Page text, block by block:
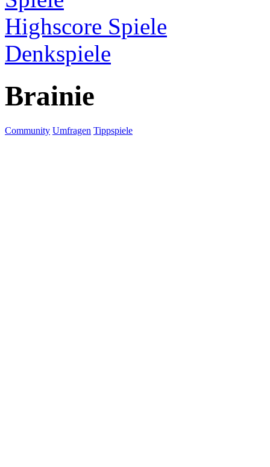
Highscore Spiele
Denkspiele
Brainie
Community Umfragen Tippspiele